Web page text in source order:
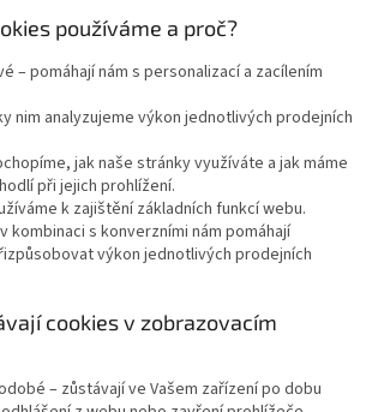
používáme a proč?
– pomáhají nám s personalizací a zacílením
nim analyzujeme výkon jednotlivých prodejních
jak naše stránky využíváte a jak máme
při jejich prohlížení.
k zajištění základních funkcí webu.
kombinaci s konverzními nám pomáhají
výkon jednotlivých prodejních
cookies v zobrazovacím
– zůstávají ve Vašem zařízení po dobu